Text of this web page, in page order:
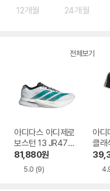
12개월 24개월
전체보기
아디다스 아디제로
보스턴 13 JR4791
병행
81,880원
5.0 (9)
아디
클래
45